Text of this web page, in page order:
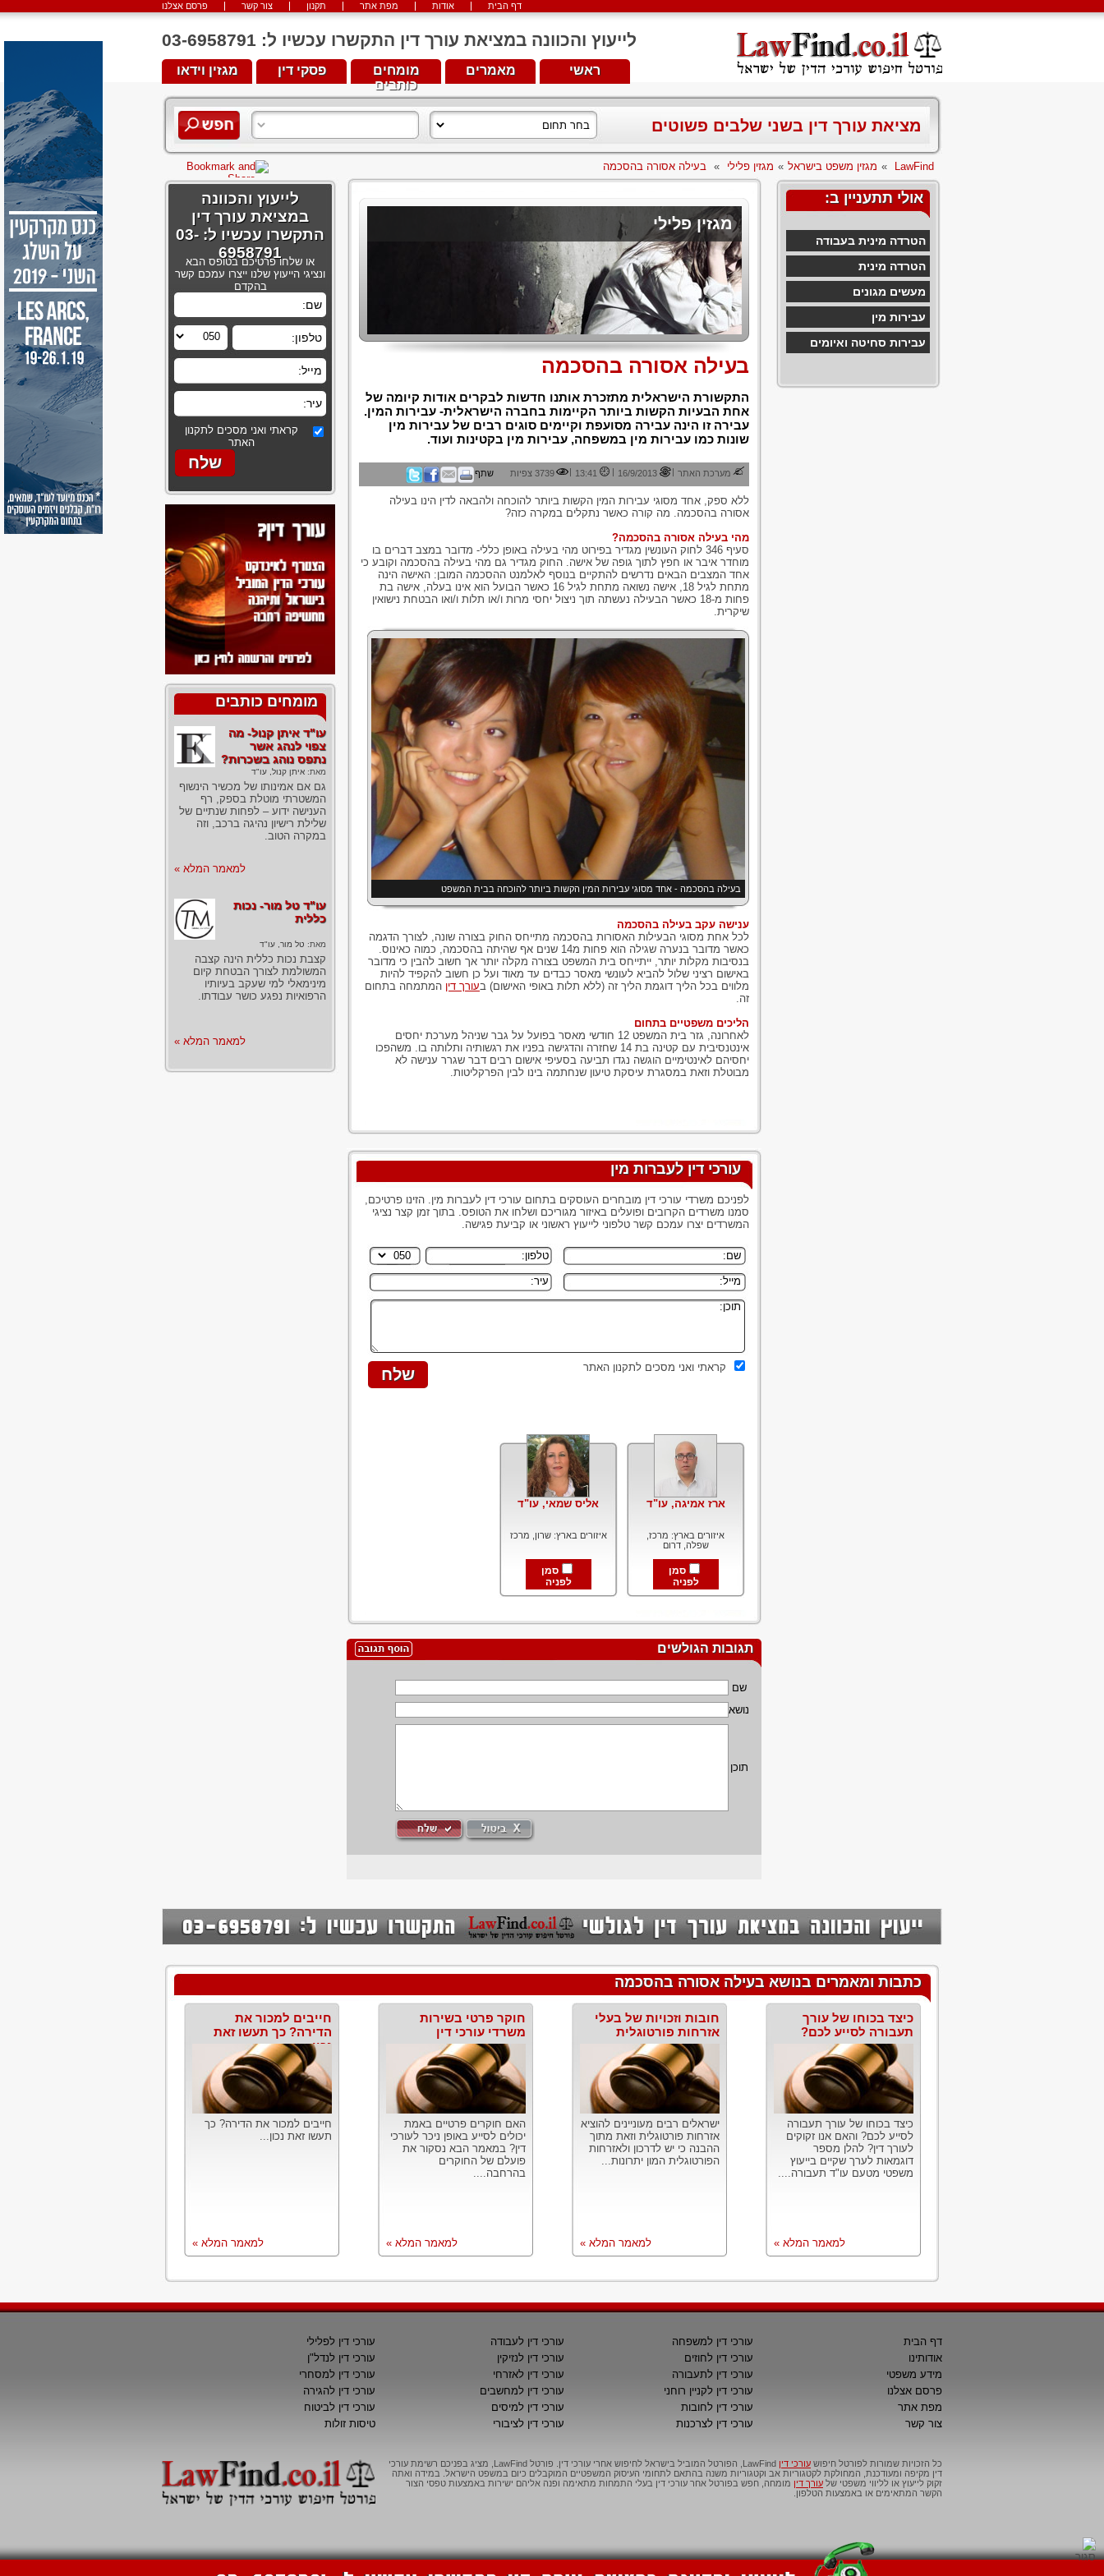
פרסם אצלנו צור קשר תקנון מפת אתר אודות דף הבית
לייעוץ והכוונה במציאת עורך דין התקשרו עכשיו ל: 03-6958791
מגזין וידאו פסקי דין
מומחים
כותבים
מאמרים ראשי
מציאת עורך דין בשני שלבים פשוטים
LawFind
» מגזין משפט בישראל » מגזין פלילי » בעילה אסורה בהסכמה
אולי תתעניין ב:
הטרדה מינית בעבודה
הטרדה מינית
מעשים מגונים
עבירות מין
עבירות סחיטה ואיומים
מגזין פלילי
בעילה אסורה בהסכמה
התקשורת הישראלית מתזכרת אותנו חדשות לבקרים אודות קיומה של
אחת הבעיות הקשות ביותר הקיימות בחברה הישראלית- עבירות המין.
עבירה זו הינה עבירה מסועפת וקיימים סוגים רבים של עבירות מין
שונות כמו עבירות מין במשפחה, עבירות מין בקטינות ועוד.
מערכת האתר |
16/9/2013
|
13:41
| 3739 צפיות שתף
ללא ספק, אחד מסוגי עבירות המין הקשות ביותר להוכחה ולהבאה לדין הינו בעילה
אסורה בהסכמה. מה קורה כאשר נתקלים במקרה כזה?
מהי בעילה אסורה בהסכמה?
סעיף 346 לחוק העונשין מגדיר בפירוט מהי בעילה באופן כללי- מדובר במצב דברים בו
מוחדר איבר או חפץ לתוך גופה של אישה. החוק מגדיר גם מהי בעילה בהסכמה וקובע כי
אחד המצבים הבאים נדרשים להתקיים בנוסף לאלמנט ההסכמה המובן: האישה הינה
מתחת לגיל 18, אישה נשואה מתחת לגיל 16 כאשר הבועל הוא אינו בעלה, אישה בת
פחות מ-18 כאשר הבעילה נעשתה תוך ניצול יחסי מרות ו/או תלות ו/ואו הבטחת נישואין
שיקרית.
בעילה בהסכמה - אחד מסוגי עבירות המין הקשות ביותר להוכחה בבית המשפט
ענישה עקב בעילה בהסכמה
לכל אחת מסוגי הבעילות האסורות בהסכמה מתייחס החוק בצורה שונה, לצורך הדגמה
כאשר מדובר בנערה שגילה הוא פחות מ14 שנים אף שהיתה בהסכמה, כמוה כאינוס.
בנסיבות מקלות יותר, ייתייחס בית המשפט בצורה מקלה יותר אך חשוב להבין כי מדובר
באישום רציני שלול להביא לעונשי מאסר כבדים עד מאוד ועל כן חשוב להקפיד להיות
מלווים בכל הליך דוגמת הליך זה (ללא תלות באופי האישום) בעורך דין המתמחה בתחום
זה.
הליכים משפטיים בתחום
לאחרונה, גזר בית המשפט 12 חודשי מאסר בפועל על גבר שניהל מערכת יחסים
אינטנסיבית עם קטינה בת 14 שחזרה והדגישה בפניו את רגשותיה ותלותה בו. משהפכו
יחסיהם לאינטימיים הוגשה נגדו תביעה בסעיפי אישום רבים דבר שגרר ענישה לא
מבוטלת וזאת במסגרת עיסקת טיעון שנחתמה בינו לבין הפרקליטות.
עורכי דין לעברות מין
לפניכם משרדי עורכי דין מובחרים העוסקים בתחום עורכי דין לעברות מין. הזינו פרטיכם,
סמנו משרדים הקרובים ופועלים באיזור מגוריכם ושלחו את הטופס. בתוך זמן קצר נציגי
המשרדים יצרו עמכם קשר טלפוני לייעוץ ראשוני או קביעת פגישה.
קראתי ואני מסכים לתקנון האתר
ארז אמיגה, עו"ד
איזורים בארץ: מרכז,
שפלה, דרום
סמן
לפניה
אליס שמאי, עו"ד
איזורים בארץ: שרון, מרכז
סמן
לפניה
תגובות הגולשים
שם
נושא
תוכן
לייעוץ והכוונה
במציאת עורך דין
התקשרו עכשיו ל: 03-
6958791
או שלחו פרטיכם בטופס הבא
ונציגי הייעוץ שלנו ייצרו עמכם קשר
בהקדם
קראתי ואני מסכים לתקנון
האתר
מומחים כותבים
עו"ד איתן קנול- מה
צפוי לנהג אשר
נתפס נוהג בשכרות?
מאת: איתן קנול, עו"ד
גם אם אמינותו של מכשיר הינשוף
המשטרתי מוטלת בספק, רף
הענישה ידוע – לפחות שנתיים של
שלילת רישיון נהיגה ברכב, וזה
במקרה הטוב.
למאמר המלא »
עו"ד טל מור- נכות
כללית
מאת: טל מור, עו"ד
קצבת נכות כללית הינה קצבה
המשולמת לצורך הבטחת קיום
מינימאלי למי שעקב בעיותיו
הרפואיות נפגע כושר עבודתו.
למאמר המלא »
כתבות ומאמרים בנושא בעילה אסורה בהסכמה
כיצד בכוחו של עורך
תעבורה לסייע לכם?
כיצד בכוחו של עורך תעבורה
לסייע לכם? והאם אנו זקוקים
לעורך דין? להלן מספר
דוגמאות לערך שקיים בייעוץ
משפטי מטעם עו"ד תעבורה....
למאמר המלא »
חובות וזכויות של בעלי
אזרחות פורטוגלית
ישראלים רבים מעוניינים להוציא
אזרחות פורטוגלית וזאת מתוך
ההבנה כי יש לדרכון ולאזרחות
הפורטוגלית המון יתרונות...
למאמר המלא »
חוקר פרטי בשירות
משרדי עורכי דין
האם חוקרים פרטיים באמת
יכולים לסייע באופן ניכר לעורכי
דין? במאמר הבא נסקור את
פועלם של החוקרים
בהרחבה....
למאמר המלא »
חייבים למכור את
הדירה? כך תעשו זאת
נכון
חייבים למכור את הדירה? כך
תעשו זאת נכון...
למאמר המלא »
דף הבית
אודותינו
מידע משפטי
פרסם אצלנו
מפת אתר
צור קשר
עורכי דין למשפחה
עורכי דין לחוזים
עורכי דין לתעבורה
עורכי דין לקניין רוחני
עורכי דין לחובות
עורכי דין לצרכנות
עורכי דין לעבודה
עורכי דין לנזיקין
עורכי דין לאזרחי
עורכי דין למחשבים
עורכי דין למיסים
עורכי דין לציבורי
עורכי דין לפלילי
עורכי דין לנדל"ן
עורכי דין למסחרי
עורכי דין להגירה
עורכי דין לביטוח
טיסות זולות
כל הזכויות שמורות לפורטל חיפוש עורכי דין
LawFind, הפורטל המוביל בישראל לחיפוש אחרי עורכי דין. פורטל LawFind, מציג בפניכם רשימת עורכי
דין מקיפה ומעודכנת, המחולקת לקטגוריות אב וקטגוריות משנה בהתאם לתחומי העיסוק המשפטיים המוקבלים כיום במשפט הישראל. במידה ואתה
זקוק לייעוץ או לליווי משפטי של עורך דין מומחה, חפש בפורטל אחר עורכי דין בעלי התמחות מתאימה ופנה אליהם ישירות באמצעות טפסי הצור
הקשר המתאימים או באמצעות הטלפון.